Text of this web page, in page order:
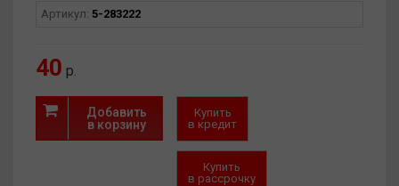
Артикул: 5-283222
40 р.
Добавить
в корзину
Купить
в кредит
Купить
в рассрочку